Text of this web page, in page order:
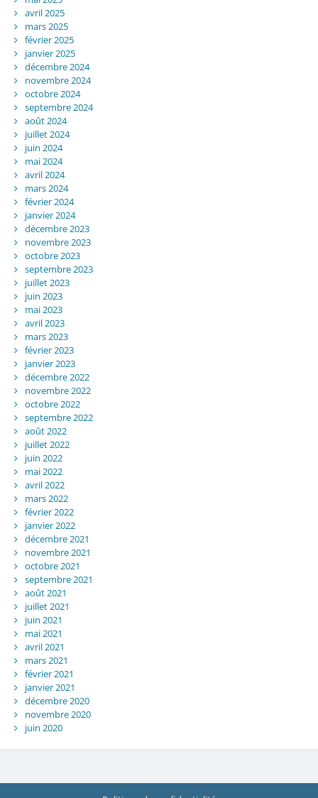
avril 2025
mars 2025
février 2025
janvier 2025
décembre 2024
novembre 2024
octobre 2024
septembre 2024
août 2024
juillet 2024
juin 2024
mai 2024
avril 2024
mars 2024
février 2024
janvier 2024
décembre 2023
novembre 2023
octobre 2023
septembre 2023
juillet 2023
juin 2023
mai 2023
avril 2023
mars 2023
février 2023
janvier 2023
décembre 2022
novembre 2022
octobre 2022
septembre 2022
août 2022
juillet 2022
juin 2022
mai 2022
avril 2022
mars 2022
février 2022
janvier 2022
décembre 2021
novembre 2021
octobre 2021
septembre 2021
août 2021
juillet 2021
juin 2021
mai 2021
avril 2021
mars 2021
février 2021
janvier 2021
décembre 2020
novembre 2020
juin 2020